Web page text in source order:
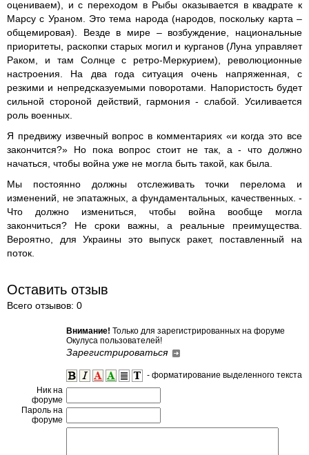
оцениваем), и с переходом в Рыбы оказывается в квадрате к
Марсу с Ураном. Это тема народа (народов, поскольку карта –
общемировая). Везде в мире – возбуждение, национальные
приоритеты, раскопки старых могил и курганов (Луна управляет
Раком, и там Солнце с ретро-Меркурием), революционные
настроения. На два года ситуация очень напряженная, с
резкими и непредсказуемыми поворотами. Напористость будет
сильной стороной действий, гармония - слабой. Усиливается
роль военных.
Я предвижу извечный вопрос в комментариях «и когда это все
закончится?» Но пока вопрос стоит не так, а - что должно
начаться, чтобы война уже не могла быть такой, как была.
Мы постоянно должны отслеживать точки перелома и
изменений, не эпатажных, а фундаментальных, качественных. -
Что должно измениться, чтобы война вообще могла
закончиться? Не сроки важны, а реальные преимущества.
Вероятно, для Украины это выпуск ракет, поставленный на
поток.
Оставить отзыв
Всего отзывов: 0
Внимание! Только для зарегистрированных на форуме
Окулуса пользователей!
Зарегистрироваться
- форматирование выделенного текста
Ник на
форуме
Пароль на
форуме